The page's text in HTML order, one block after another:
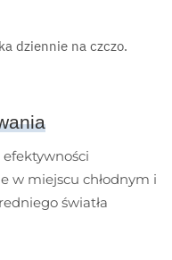
dziennie na czczo.
w miejscu chłodnym i
światła